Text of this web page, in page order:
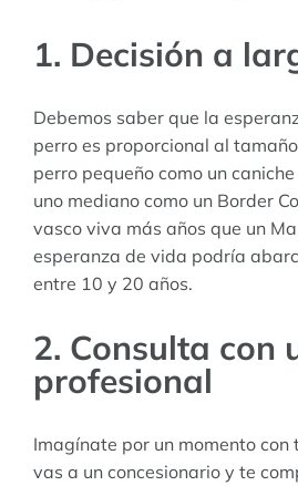
1. Decisión a
Debemos saber que la
perro es proporcional al
perro pequeño como un
uno mediano como un Border
vasco viva más años que un
esperanza de vida podría
entre 10 y 20 años.
2. Consulta con
profesional
Imagínate por un momento con
vas a un concesionario y te